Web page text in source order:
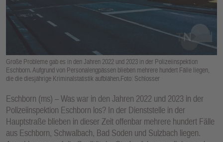
Große Probleme gab es in den Jahren 2022 und 2023 in der Polizeiinspektion
Eschborn. Aufgrund von Personalengpässen blieben mehrere hundert Fälle liegen,
die die diesjährige Kriminalstatistik aufblähen.Foto: Schlosser
Eschborn (ms) – Was war in den Jahren 2022 und 2023 in der
Polizeiinspektion Eschborn los? In der Dienststelle in der
Hauptstraße blieben in dieser Zeit offenbar mehrere hundert Fälle
aus Eschborn, Schwalbach, Bad Soden und Sulzbach liegen.
E